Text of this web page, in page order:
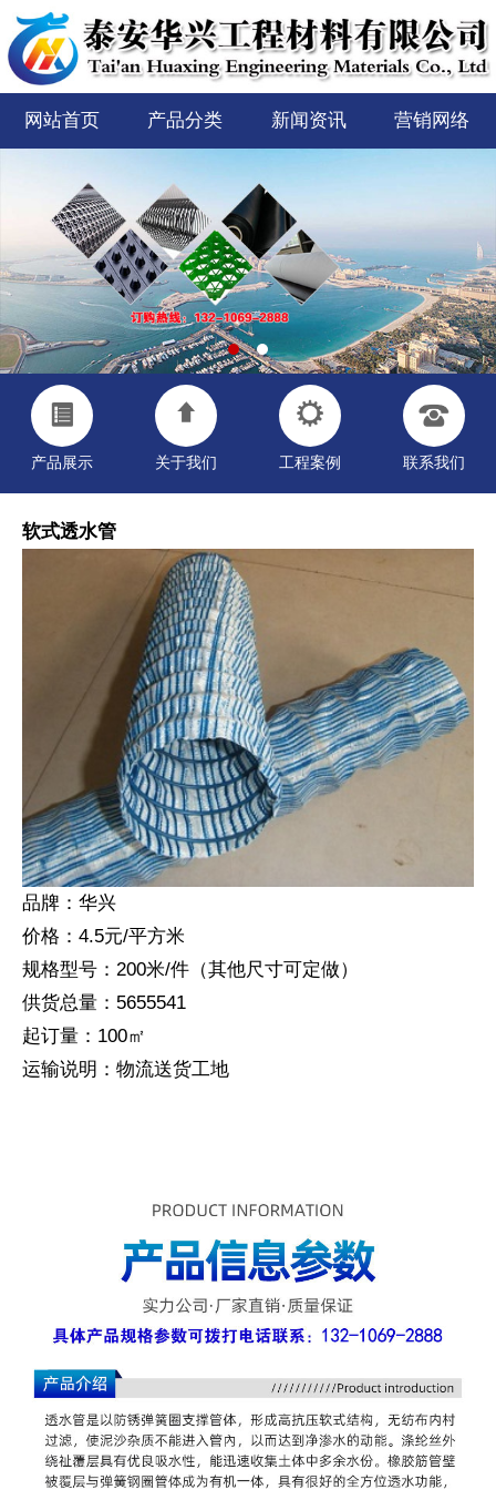
网站首页 产品分类 新闻资讯 营销网络
产品展示 关于我们 工程案例 联系我们
软式透水管
品牌：华兴
价格：4.5元/平方米
规格型号：200米/件（其他尺寸可定做）
供货总量：5655541
起订量：100㎡
运输说明：物流送货工地